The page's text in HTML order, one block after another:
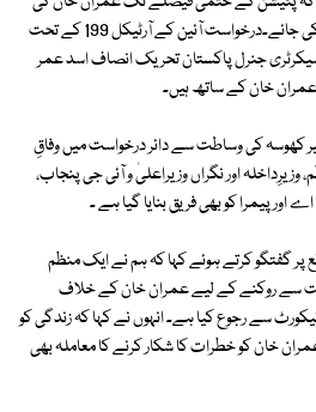
تمام مقدمات میں ضمانت منظور کی جائے۔درخواست آئین کے آرٹیکل 199 کے تحت
جنرل پاکستان تحریک انصاف اسد عمر
خان کے ساتھ ہیں۔
کھوسہ کی وساطت سے دائر درخواست میں وفاقِ
اور نگراں وزیراعلیٰ و آئی جی پنجاب،
اور پیمرا کو بھی فریق بنایا گیا ہے ۔
پر گفتگو کرتے ہوئے کہا کہ ہم نے ایک منظم
سے روکنے کے لیے عمران خان کے خلاف
سے رجوع کیا ہے۔ انہوں نے کہا کہ زندگی کو
خان کو خطرات کا شکار کرنے کا معاملہ بھی